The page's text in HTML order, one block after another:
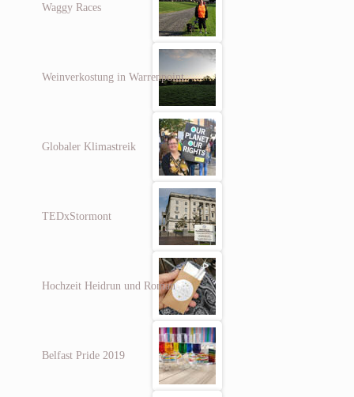
Waggy Races
Weinverkostung in Warrenpoint
Globaler Klimastreik
TEDxStormont
Hochzeit Heidrun und Roman
Belfast Pride 2019